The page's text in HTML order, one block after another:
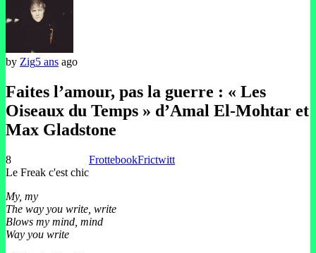
by Zig5 ans ago
Faites l’amour, pas la guerre : « Les
Oiseaux du Temps » d’Amal El-Mohtar et
Max Gladstone
8
Le Freak c'est chic
FrottebookFrictwitt
My, my
The way you write, write
Blows my mind, mind
Way you write